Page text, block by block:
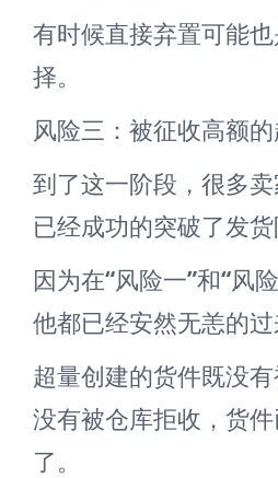
有时候直接弃置可能
择。
风险三：被征收高额
到了这一阶段，很多
已经成功的突破了发货
因为在“风险一”和“风
他都已经安然无恙的过
超量创建的货件既没
没有被仓库拒收，货
了。